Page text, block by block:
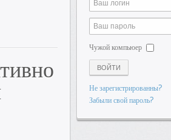
Чужой компьюер
ВОЙТИ
Не зарегистрированны?
Забыли свой пароль?